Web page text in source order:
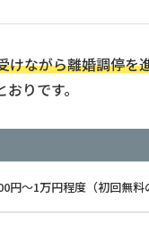
けながら離婚調停
りです。
円～1万円程度（初回無料